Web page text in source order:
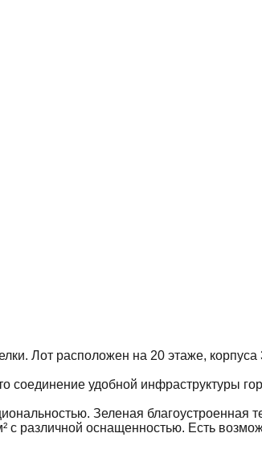
Лот расположен на 20 этаже,
удобной инфраструктуры
Зеленая
различной оснащенностью. Есть